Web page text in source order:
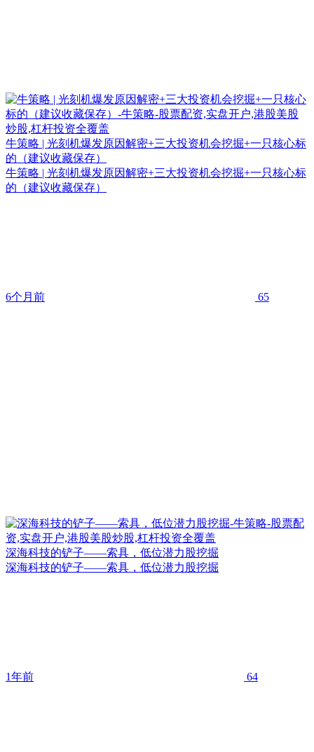
牛策略 | 光刻机爆发原因解密+三大投资机会挖掘+一只核心标
的（建议收藏保存）
牛策略 | 光刻机爆发原因解密+三大投资机会挖掘+一只核心标
的（建议收藏保存）
6个月前 65
深海科技的铲子——索具，低位潜力股挖掘
深海科技的铲子——索具，低位潜力股挖掘
1年前 64